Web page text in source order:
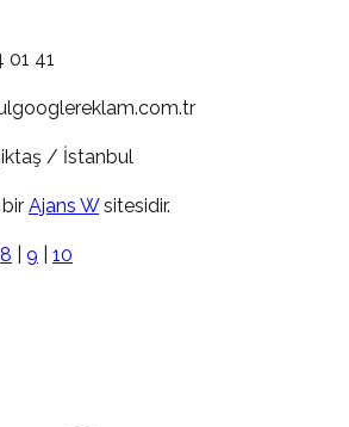
01 41
/ İstanbul
Ajans Wsitesidir.
8 9 10